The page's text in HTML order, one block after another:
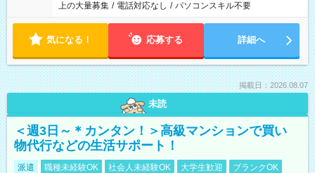
上の大量募集 / 電話対応なし / パソコンスキル不要
気になる！ 応募する 詳細へ
掲載日：2026.08.07
未読
＜週3日～＊カンタン！＞高級マンションで買い
物代行などの生活サポート！
派遣 職種未経験OK 社会人未経験OK 大学生歓迎
ブランクOK